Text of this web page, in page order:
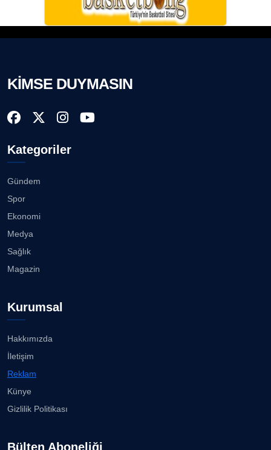
KİMSE DUYMASIN
Kategoriler
Gündem
Spor
Ekonomi
Medya
Sağlık
Magazin
Kurumsal
Hakkımızda
İletişim
Reklam
Künye
Gizlilik Politikası
Bülten Aboneliği